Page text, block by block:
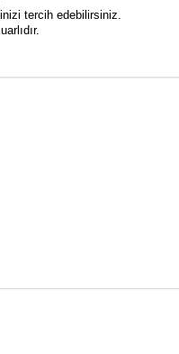
tercih edebilirsiniz.